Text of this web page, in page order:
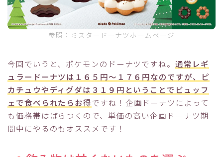
参照：ミスタードーナツホームページ
今回でいうと、ポケモンのドーナツですね。 通常レギ
ュラードーナツは１６５円～１７６円なのですが、ピ
カチュウやディグダは３１９円ということでビュッフ
ェで食べられたらお得ですね！企画ドーナツによって
も価格帯はばらつくので、単価の高い企画ドーナツ期
間中にやるのもオススメです！